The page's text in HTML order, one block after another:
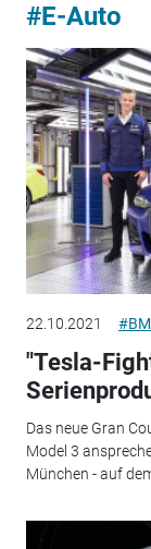
#E-Auto
22.10.2021
"Tesla-
Das neue Gran
Model 3
München - auf